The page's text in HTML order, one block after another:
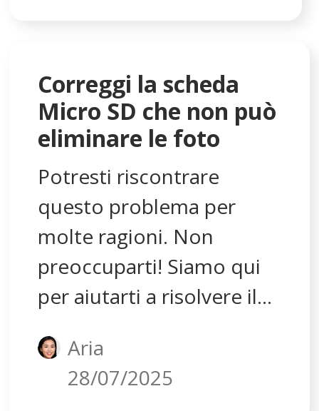
Lightroom e risolvere il
problema delle immagini
mancanti.
Correggi la scheda
Micro SD che non può
eliminare le foto
Potresti riscontrare
questo problema per
molte ragioni. Non
preoccuparti! Siamo qui
per aiutarti a risolvere il
scheda Micro SD e
consentirti di eliminare le
Aria
28/07/2025